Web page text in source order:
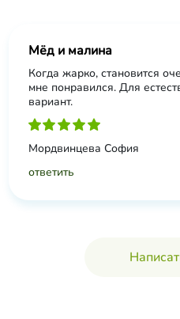
Мёд и малина
Когда жарко, становится
мне понравился. Для
вариант.
Мордвинцева София
ответить